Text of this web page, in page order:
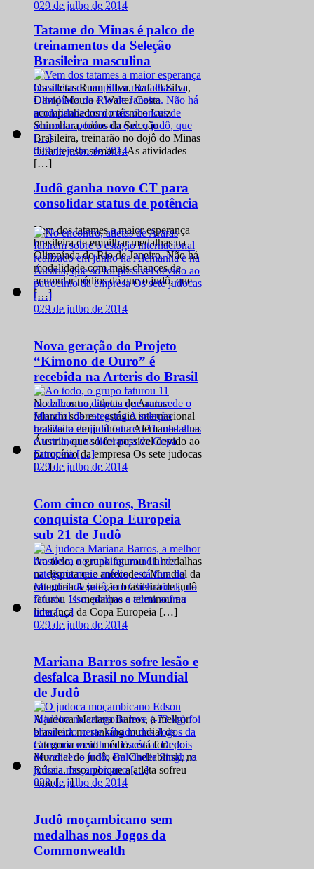
029 de julho de 2014
Tatame do Minas é palco de
treinamentos da Seleção
Brasileira masculina
Os atletas Ruan Silva, Rafael Silva,
David Moura e Walter Costa
acompanhados do técnico Luiz
Shinohara, todos da Seleção
Brasileira, treinarão no dojô do Minas
durante esta semana. As atividades
[…]
029 de julho de 2014
Judô ganha novo CT para
consolidar status de potência
Vem dos tatames a maior esperança
brasileira de empilhar medalhas na
Olimpíada do Rio de Janeiro. Não há
modalidade com mais chances de
acumular pódios do que o judô, que
[…]
029 de julho de 2014
Nova geração do Projeto
“Kimono de Ouro” é
recebida na Arteris do Brasil
No encontro, atletas de Araras
falaram sobre o estágio internacional
realizado em junho na Alemanha e na
Áustria, que só foi possível devido ao
patrocínio da empresa Os sete judocas
[…]
029 de julho de 2014
Com cinco ouros, Brasil
conquista Copa Europeia
sub 21 de Judô
Ao todo, o grupo faturou 11 medalhas
na disputa que antecede o Mundial da
categoria A seleção brasileira de judô
faturou 11 medalhas e terminou na
liderança da Copa Europeia […]
029 de julho de 2014
Mariana Barros sofre lesão e
desfalca Brasil no Mundial
de Judô
A judoca Mariana Barros, a melhor
brasileira no ranking mundial da
categoria meio médio, está fora do
Mundial de judô, em Cheliabinsk, na
Rússia. Isso, porque a atleta sofreu
uma […]
028 de julho de 2014
Judô moçambicano sem
medalhas nos Jogos da
Commonwealth